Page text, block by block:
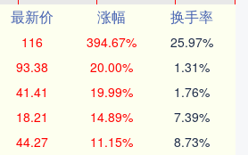
最新价 涨幅
换手率
116 394.67% 25.97%
93.38 20.00% 1.31%
41.41 19.99% 1.76%
18.21 14.89% 7.39%
44.27 11.15% 8.73%